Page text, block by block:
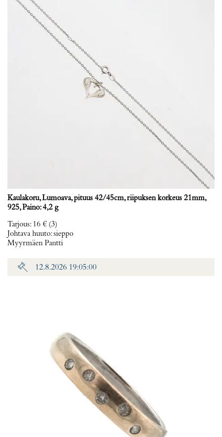
Kaulakoru, Lumoava, pituus 42/45cm, riipuksen korkeus 21mm,
925, Paino: 4,2 g
Tarjous: 16 € (3)
Johtava huuto:sieppo
Myyrmäen Pantti
12.8.2026 19:05:00